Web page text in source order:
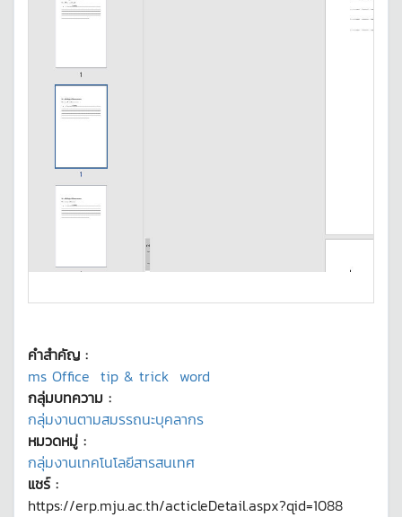
คำสำคัญ :
ms Office tip & trick word
กลุ่มบทความ :
กลุ่มงานตามสมรรถนะบุคลากร
หมวดหมู่ :
กลุ่มงานเทคโนโลยีสารสนเทศ
แชร์ :
https://erp.mju.ac.th/acticleDetail.aspx?qid=1088